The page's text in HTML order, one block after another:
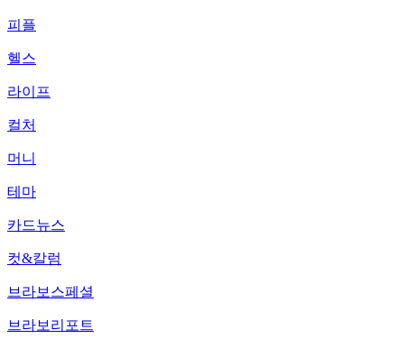
피플
헬스
라이프
컬처
머니
테마
카드뉴스
컷&칼럼
브라보스페셜
브라보리포트